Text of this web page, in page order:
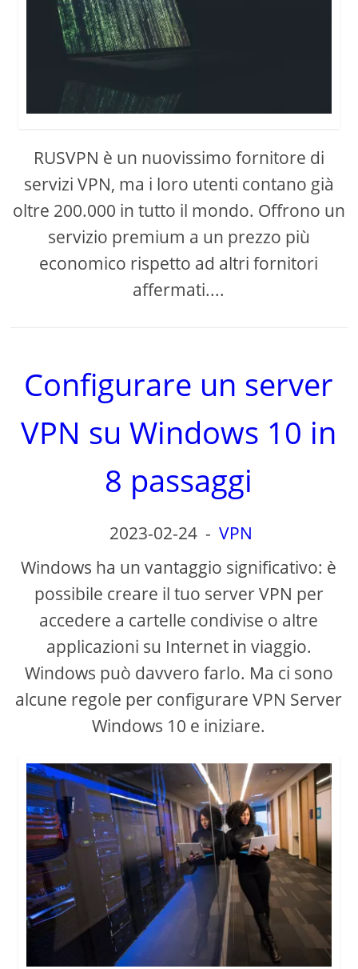
RUSVPN è un nuovissimo fornitore di
servizi VPN, ma i loro utenti contano già
oltre 200.000 in tutto il mondo. Offrono un
servizio premium a un prezzo più
economico rispetto ad altri fornitori
affermati....
Configurare un server
VPN su Windows 10 in
8 passaggi
2023-02-24- VPN
Windows ha un vantaggio significativo: è
possibile creare il tuo server VPN per
accedere a cartelle condivise o altre
applicazioni su Internet in viaggio.
Windows può davvero farlo. Ma ci sono
alcune regole per configurare VPN Server
Windows 10 e iniziare.